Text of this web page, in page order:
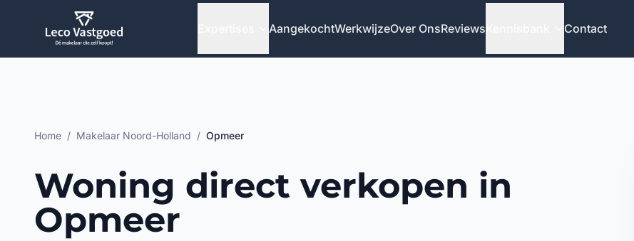
Ga direct naar inhoud
AangekochtWerkwijzeOver OnsReviews Contact
Home / Makelaar Noord-Holland / Opmeer
Woning direct verkopen in
Opmeer